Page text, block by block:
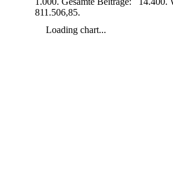
811.506,85.
Loading chart...